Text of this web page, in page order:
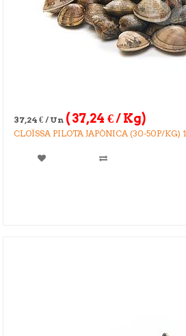
37,24 € / Un (37,24 €/ Kg)
CLOÏSSA PILOTA JAPÒNICA (30-50P/KG)